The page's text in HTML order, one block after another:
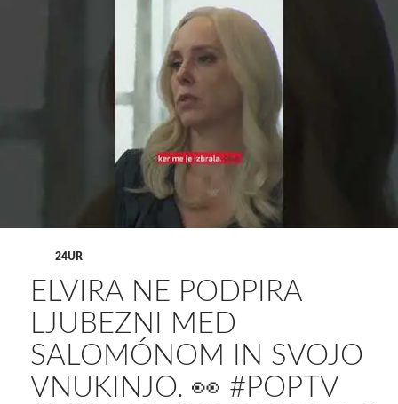
24UR
ELVIRA NE PODPIRA
LJUBEZNI MED
SALOMÓNOM IN SVOJO
VNUKINJO. 👀 #POPTV